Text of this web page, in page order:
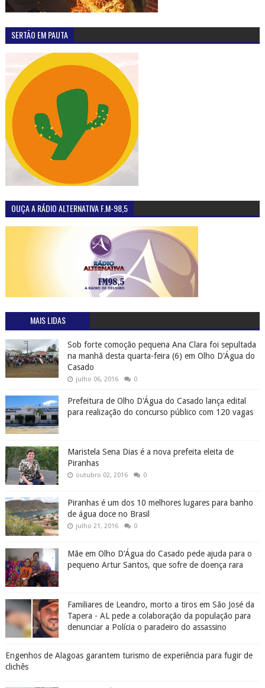
SERTÃO EM PAUTA
OUÇA A RÁDIO ALTERNATIVA F.M-98,5
MAIS LIDAS
Sob forte comoção pequena Ana Clara foi sepultada
na manhã desta quarta-feira (6) em Olho D'Água do
Casado
julho 06, 2016 0
Prefeitura de Olho D'Água do Casado lança edital
para realização do concurso público com 120 vagas
Maristela Sena Dias é a nova prefeita eleita de
Piranhas
outubro 02, 2016 0
Piranhas é um dos 10 melhores lugares para banho
de água doce no Brasil
julho 21, 2016 0
Mãe em Olho D'Água do Casado pede ajuda para o
pequeno Artur Santos, que sofre de doença rara
Familiares de Leandro, morto a tiros em São José da
Tapera - AL pede a colaboração da população para
denunciar a Polícia o paradeiro do assassino
Engenhos de Alagoas garantem turismo de experiência para fugir de
clichês